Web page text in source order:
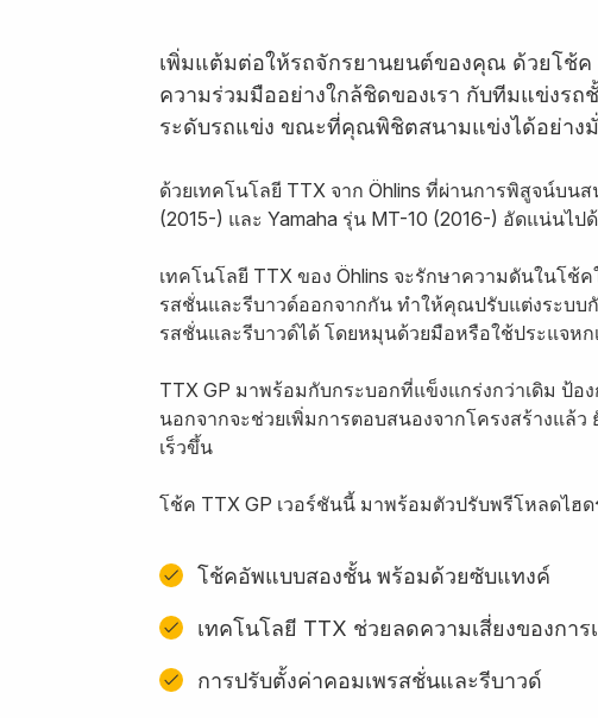
เพิ่มแต้มต่อให้รถจักรยานยนต์ของคุณ ด้วยโช้ค
ความร่วมมืออย่างใกล้ชิดของเรา กับทีมแข่งร
ระดับรถแข่ง ขณะที่คุณพิชิตสนามแข่งได้อย่าง
ด้วยเทคโนโลยี TTX จาก Öhlins ที่ผ่านการพิสูจน์บน
(2015-) และ Yamaha รุ่น MT-10 (2016-) อัดแน่น
เทคโนโลยี TTX ของ Öhlins จะรักษาความดันในโ
รสชั่นและรีบาวด์ออกจากกัน ทำให้คุณปรับแต่งระบบ
รสชั่นและรีบาวด์ได้ โดยหมุนด้วยมือหรือใช้ประแจหก
TTX GP มาพร้อมกับกระบอกที่แข็งแกร่งกว่าเดิม ป้อ
นอกจากจะช่วยเพิ่มการตอบสนองจากโครงสร้างแล้ว
เร็วขึ้น
โช้ค TTX GP เวอร์ชันนี้ มาพร้อมตัวปรับพรีโหลดไฮ
โช้คอัพแบบสองชั้น พร้อมด้วยซับแทงค์
เทคโนโลยี TTX ช่วยลดความเสี่ยงของการ
การปรับตั้งค่าคอมเพรสชั่นและรีบาวด์